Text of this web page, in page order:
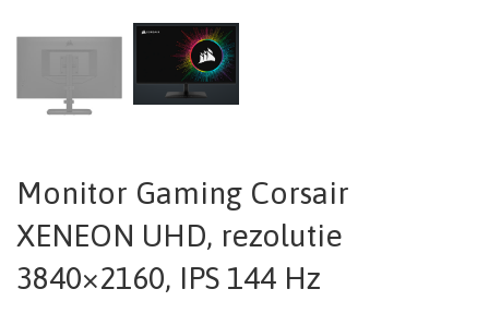
Monitor Gaming Corsair
XENEON UHD, rezolutie
3840×2160, IPS 144 Hz